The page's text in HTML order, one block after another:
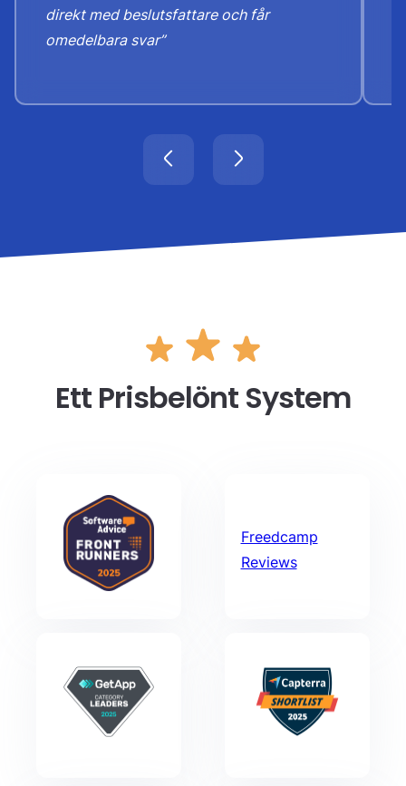
direkt med beslutsfattare och får
omedelbara svar”
Ett Prisbelönt System
Freedcamp
Reviews